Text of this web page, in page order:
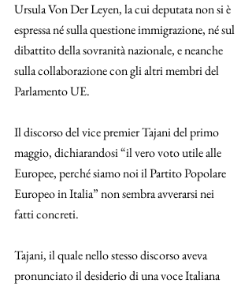
Ursula Von Der Leyen, la cui deputata non si è
espressa né sulla questione immigrazione, né sul
dibattito della sovranità nazionale, e neanche
sulla collaborazione con gli altri membri del
Parlamento UE.
Il discorso del vice premier Tajani del primo
maggio, dichiarandosi “il vero voto utile alle
Europee, perché siamo noi il Partito Popolare
Europeo in Italia” non sembra avverarsi nei
fatti concreti.
Tajani, il quale nello stesso discorso aveva
pronunciato il desiderio di una voce Italiana